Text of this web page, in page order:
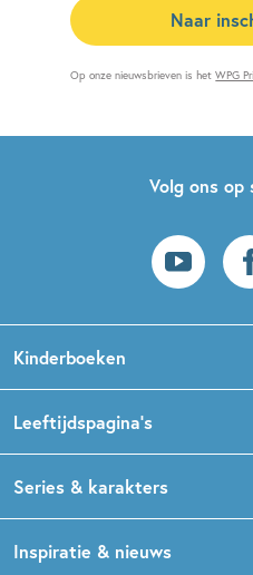
Naar
Op onze nieuwsbrieven is hetWPG
Volg ons op
Kinderboeken
Prentenboeken
Babyboeken
Leeftijdspagina’s
Boekentips 1,5 - 3 jaar
Series & karakters
Inspiratie & nieuws